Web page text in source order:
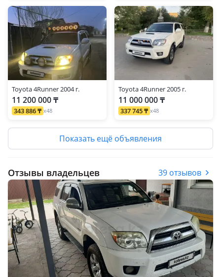
Toyota 4Runner 2004 г.
11 200 000 ₸
343 886 ₸ x48
Toyota 4Runner 2005 г.
11 000 000 ₸
337 745 ₸ x48
Показать ещё объявления
Отзывы владельцев 39 отзывов